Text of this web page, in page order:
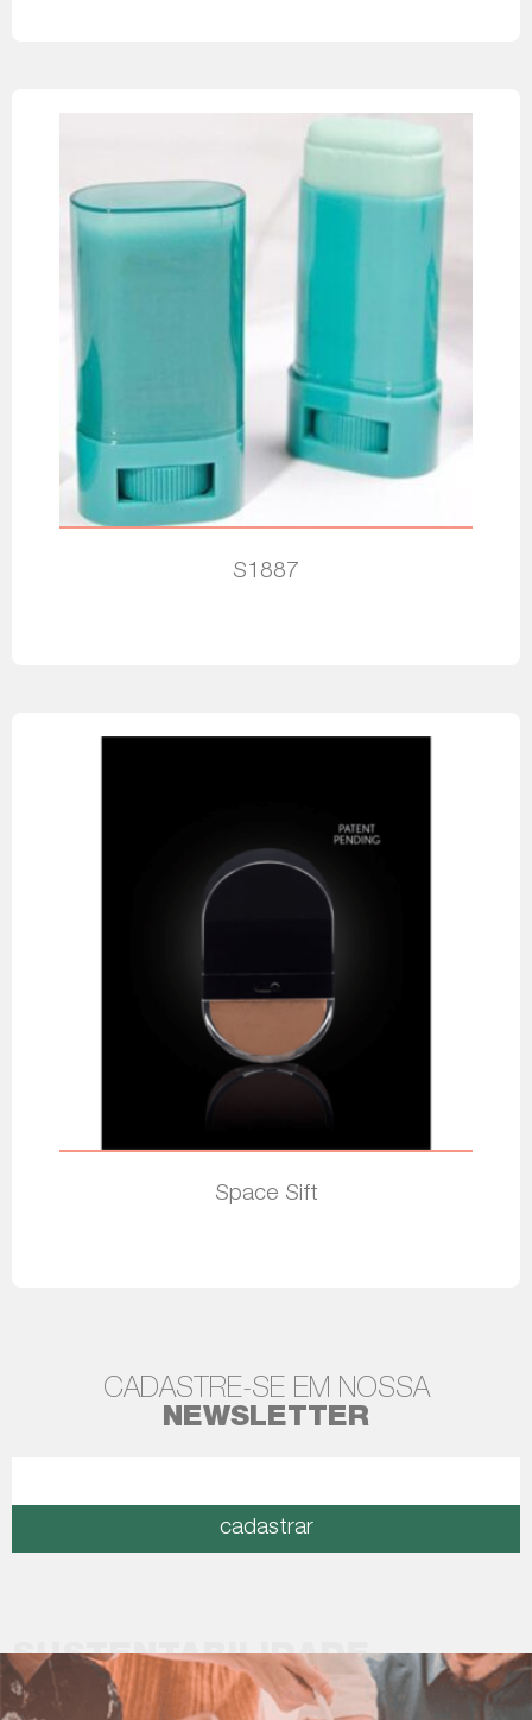
S1887
Space Sift
CADASTRE-SE EM NOSSA
NEWSLETTER
cadastrar
SUSTENTABILIDADE